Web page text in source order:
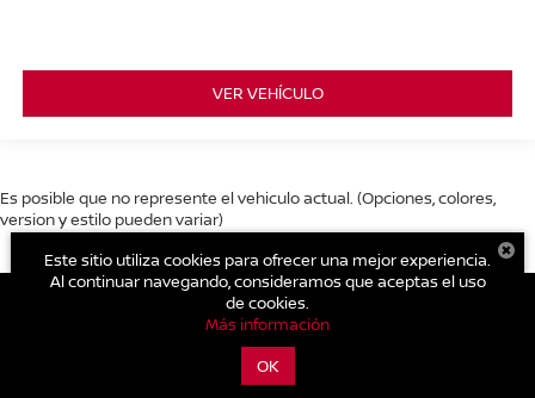
VER VEHÍCULO
Es posible que no represente el vehiculo actual. (Opciones, colores,
version y estilo pueden variar)
| Ventas:
Mapa del sitio
Este sitio utiliza cookies para ofrecer una mejor experiencia.
Al continuar navegando, consideramos que aceptas el uso
de cookies.
Más información
OK